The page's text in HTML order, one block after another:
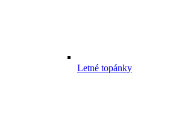
Letné topánky